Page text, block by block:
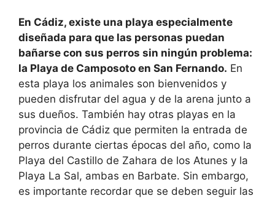
En Cádiz, existe una playa especialmente
diseñada para que las personas puedan
bañarse con sus perros sin ningún problema:
la Playa de Camposoto en San Fernando. En
esta playa los animales son bienvenidos y
pueden disfrutar del agua y de la arena junto a
sus dueños. También hay otras playas en la
provincia de Cádiz que permiten la entrada de
perros durante ciertas épocas del año, como la
Playa del Castillo de Zahara de los Atunes y la
Playa La Sal, ambas en Barbate. Sin embargo,
es importante recordar que se deben seguir las